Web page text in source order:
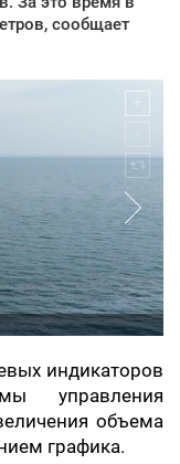
сообщает
индикаторов
управления
объема
графика.